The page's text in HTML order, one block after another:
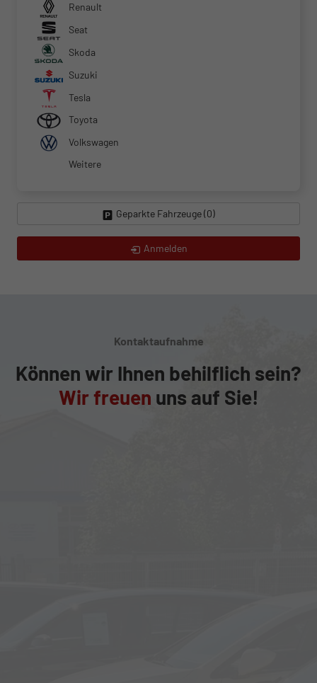
Renault
Seat
Skoda
Suzuki
Tesla
Toyota
Volkswagen
Weitere
Geparkte Fahrzeuge (0)
Anmelden
Kontaktaufnahme
Können wir Ihnen behilflich sein?
Wir freuen uns auf Sie!